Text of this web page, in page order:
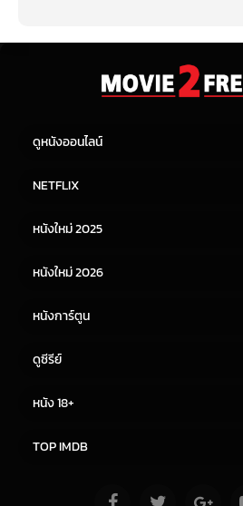
ดูหนังออนไลน์
หนังจีน
NETFLIX
หนังใหม่ 2025
หนังใหม่ 2026
หนังการ์ตูน
ดูซีรีย์
หนัง 18+
TOP IMDB